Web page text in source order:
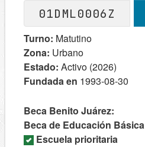
01DML0006Z
Turno: Matutino
Zona: Urbano
Estado: Activo (2026)
Fundada en 1993-08-30
Beca Benito Juárez:
Beca de Educación Básica
Escuela prioritaria